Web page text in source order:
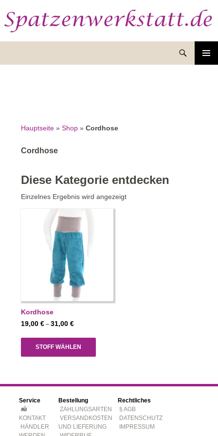
Hauptseite» Shop» Cordhose
Cordhose
Diese Kategorie entdecken
Einzelnes Ergebnis wird angezeigt
Kordhose
19,00 € – 31,00 €Preisspanne:
31,00 €
STOFF WÄHLEN
Service
KONTAKT
HÄNDLER
Bestellung
ZAHLUNGSARTEN
VERSANDKOSTEN
UND LIEFERUNG
Rechtliches
§ AGB
DATENSCHUTZ
IMPRESSUM